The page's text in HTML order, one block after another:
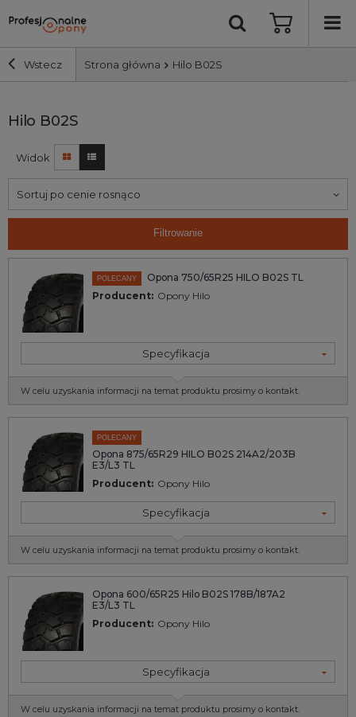
Wstecz Strona główna Hilo B02S
Szerokość i profil
Średnica
Producent
Nośność
Hilo B02S
Widok
Sortuj po cenie rosnąco
Filtrowanie
POLECANY
Opona 750/65R25 HILO B02S TL
Producent: Opony Hilo
Specyfikacja
W celu uzyskania informacji na temat produktu prosimy o kontakt.
POLECANY
Opona 875/65R29 HILO B02S 214A2/203B
E3/L3 TL
Producent: Opony Hilo
Specyfikacja
W celu uzyskania informacji na temat produktu prosimy o kontakt.
Opona 600/65R25 Hilo B02S 178B/187A2
E3/L3 TL
Producent: Opony Hilo
Specyfikacja
W celu uzyskania informacji na temat produktu prosimy o kontakt.